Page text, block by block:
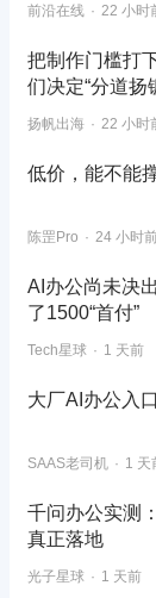
前沿在线 22 小时
把制作门槛打
们决定“分道扬
扬帆出海 22 小时
低价，能不能
陈罡Pro 24 小时
AI办公尚未决
了1500“首付”
Tech星球 1 天前
大厂AI办公入
SAAS老司机 1 天
千问办公实测
真正落地
光子星球 1 天前